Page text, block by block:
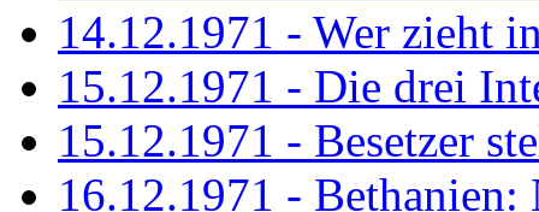
14.12.1971 - Wer zieht
15.12.1971 - Die drei
15.12.1971 - Besetzer
16.12.1971 - Bethanien: